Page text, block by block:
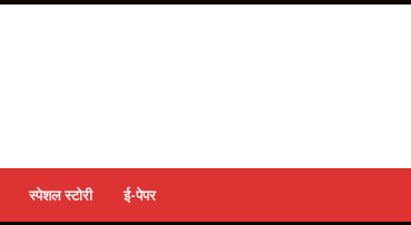
स्पेशल स्टोरी ई-पेपर